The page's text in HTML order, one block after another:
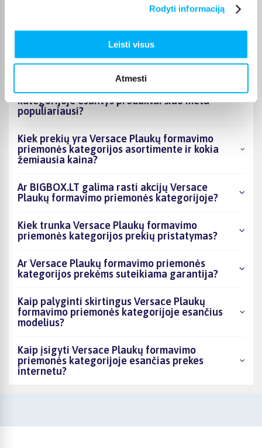
Rodyti informaciją
Leisti visus
Atmesti
DUK
Kokie Versace Plaukų formavimo priemonės
kategorijoje esantys produktai šiuo metu
populiariausi?
Kiek prekių yra Versace Plaukų formavimo
priemonės kategorijos asortimente ir kokia
žemiausia kaina?
Ar BIGBOX.LT galima rasti akcijų Versace
Plaukų formavimo priemonės kategorijoje?
Kiek trunka Versace Plaukų formavimo
priemonės kategorijos prekių pristatymas?
Ar Versace Plaukų formavimo priemonės
kategorijos prekėms suteikiama garantija?
Kaip palyginti skirtingus Versace Plaukų
formavimo priemonės kategorijoje esančius
modelius?
Kaip įsigyti Versace Plaukų formavimo
priemonės kategorijoje esančias prekes
internetu?